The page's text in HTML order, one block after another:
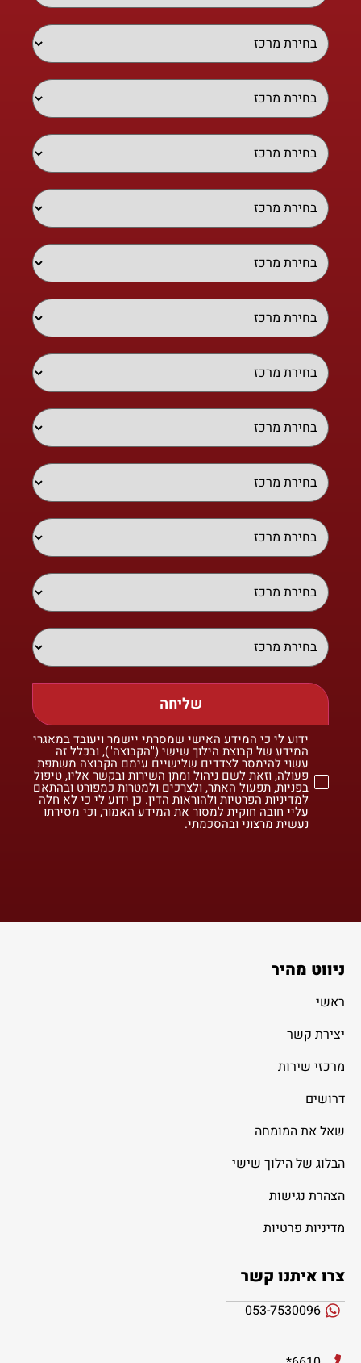
שליחה
ידוע לי כי המידע האישי שמסרתי יישמר ויעובד במאגרי
המידע של קבוצת הילוך שישי ("הקבוצה"), ובכלל זה
עשוי להימסר לצדדים שלישיים עימם הקבוצה משתפת
פעולה, וזאת לשם ניהול ומתן השירות ובקשר אליו, טיפול
בפניות, תפעול האתר, ולצרכים ולמטרות כמפורט ובהתאם
למדיניות הפרטיות ולהוראות הדין. כן ידוע לי כי לא חלה
עליי חובה חוקית למסור את המידע האמור, וכי מסירתו
נעשית מרצוני ובהסכמתי.
ניווט מהיר
ראשי
יצירת קשר
מרכזי שירות
דרושים
שאל את המומחה
הבלוג של הילוך שישי
הצהרת נגישות
מדיניות פרטיות
צרו איתנו קשר
053-7530096